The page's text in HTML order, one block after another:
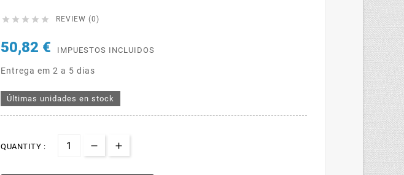
     REVIEW (0)
50,82 € IMPUESTOS INCLUIDOS
Entrega em 2 a 5 dias
Últimas unidades en stock
QUANTITY :